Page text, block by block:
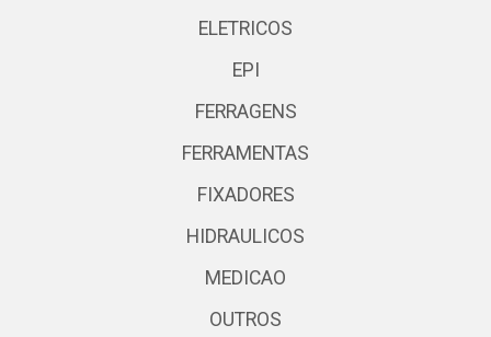
ELETRICOS
EPI
FERRAGENS
FERRAMENTAS
FIXADORES
HIDRAULICOS
MEDICAO
OUTROS